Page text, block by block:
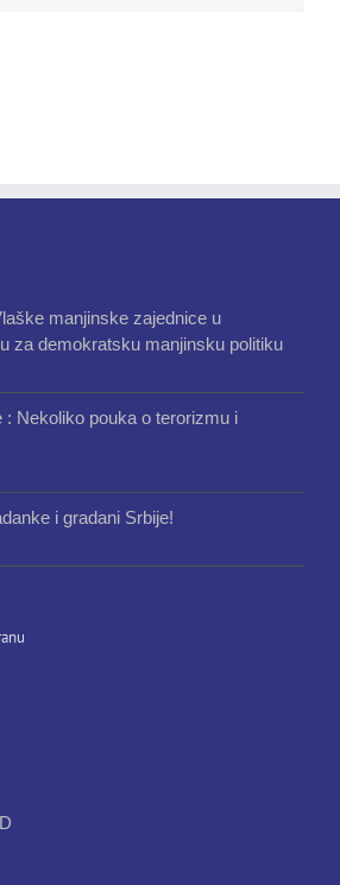
manjinske zajednice u
za demokratsku manjinsku politiku
: Nekoliko pouka o terorizmu i
i gradani Srbije!